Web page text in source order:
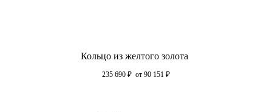
Кольцо из желтого золота
235 690 ₽ от 90 151 ₽